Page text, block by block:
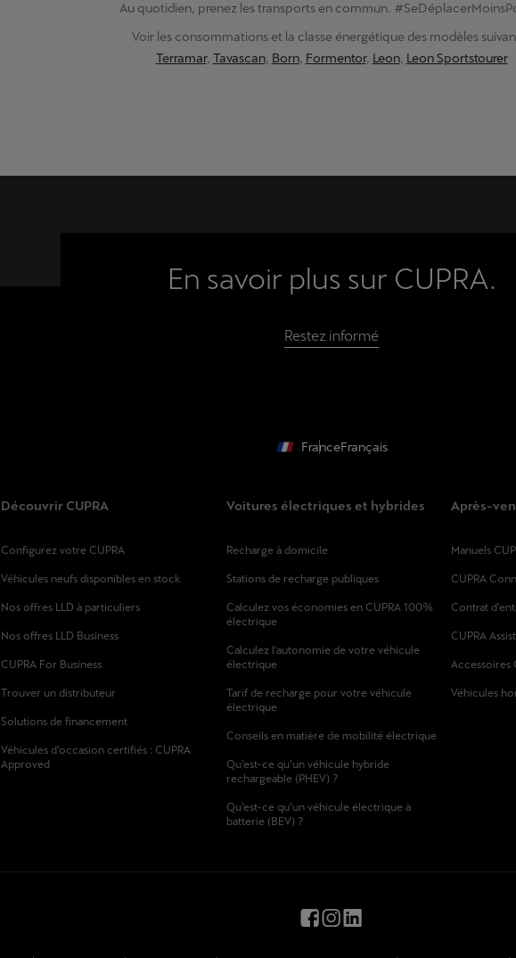
Au quotidien, prenez les transports en commun.
Voir les consommations et la classe énergétique des modèles
Terramar, Tavascan, Born, Formentor, Leon, Leon Sportstourer
En savoir plus sur CUPRA.
Restez informé
FranceFrançais
Découvrir CUPRA
Configurez votre CUPRA
Véhicules neufs disponibles en stock
Nos offres LLD à particuliers
Nos offres LLD Business
CUPRA For Business
Trouver un distributeur
Solutions de financement
Véhicules d’occasion certifiés : CUPRA
Approved
Voitures électriques et hybrides
Recharge à domicile
Stations de recharge publiques
Calculez vos économies en CUPRA 100%
électrique
Calculez l'autonomie de votre véhicule
électrique
Tarif de recharge pour votre véhicule
électrique
Conseils en matière de mobilité électrique
Qu’est-ce qu’un véhicule hybride
rechargeable (PHEV) ?
Qu’est-ce qu’un véhicule électrique à
batterie (BEV) ?
Après-
Manuels
CUPRA
Contrat
CUPRA
Accessoires
Véhicules